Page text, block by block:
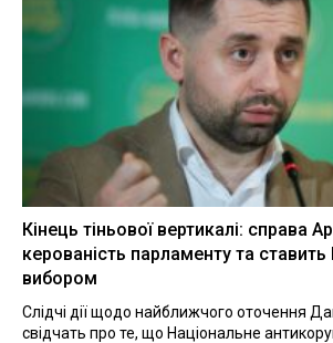
Кінець тіньової вертикалі: справа
керованість парламенту та
вибором
Слідчі дії щодо найближчого оточення
свідчать про те, що Національне